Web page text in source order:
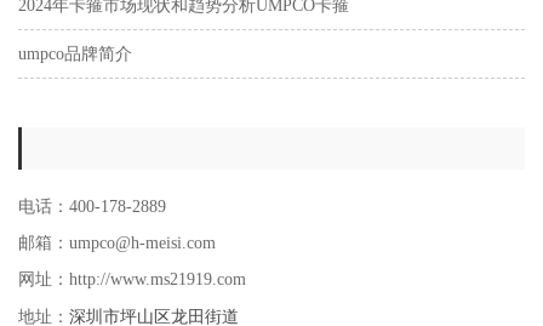
2024年卡箍市场现状和趋势分析UMPCO卡箍
umpco品牌简介
电话：400-178-2889
邮箱：umpco@h-meisi.com
网址：http://www.ms21919.com
地址： 深圳市坪山区龙田街道